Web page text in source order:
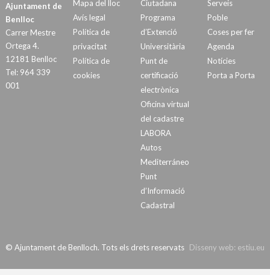
Ajuntament de
Benlloc
Carrer Mestre
Ortega 4.
12181 Benlloc
Tel: 964 339
001
Mapa del lloc
Avís legal
Política de
privacitat
Política de
cookies
Ciutadana
Programa
d’Extenció
Universitària
Punt de
certificació
electrònica
Oficina virtual
del cadastre
LABORA
Autos
Mediterráneo
Punt
d’Informació
Cadastral
Serveis
Poble
Coses per fer
Agenda
Notícies
Porta a Porta
Disseny web: estiu.eu
© Ajuntament de Benlloch. Tots els drets reservats